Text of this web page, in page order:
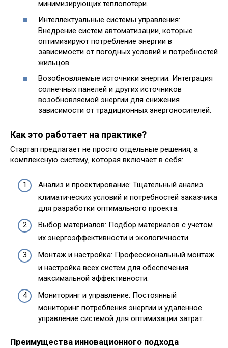
минимизирующих теплопотери.
Интеллектуальные системы управления:
Внедрение систем автоматизации‚ которые
оптимизируют потребление энергии в
зависимости от погодных условий и потребностей
жильцов.
Возобновляемые источники энергии: Интеграция
солнечных панелей и других источников
возобновляемой энергии для снижения
зависимости от традиционных энергоносителей.
Как это работает на практике?
Стартап предлагает не просто отдельные решения‚ а
комплексную систему‚ которая включает в себя:
Анализ и проектирование: Тщательный анализ
климатических условий и потребностей заказчика
для разработки оптимального проекта.
Выбор материалов: Подбор материалов с учетом
их энергоэффективности и экологичности.
Монтаж и настройка: Профессиональный монтаж
и настройка всех систем для обеспечения
максимальной эффективности.
Мониторинг и управление: Постоянный
мониторинг потребления энергии и удаленное
управление системой для оптимизации затрат.
Преимущества инновационного подхода